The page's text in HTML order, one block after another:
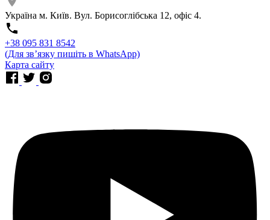
Україна м. Київ. Вул. Борисоглібська 12, офіс 4.
⁨+38 095 831 8542⁩
(Для звʼязку пишіть в WhatsApp)
Карта сайту